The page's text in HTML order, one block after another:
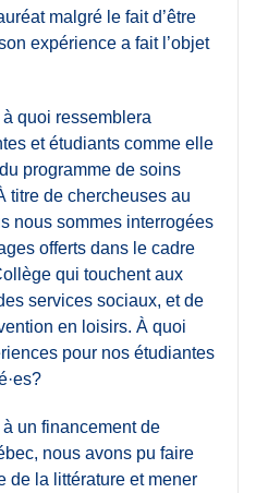
malgré le fait d’être
expérience a fait l’objet
quoi ressemblera
et étudiants comme elle
programme de soins
titre de chercheuses au
nous sommes interrogées
offerts dans le cadre
qui touchent aux
services sociaux, et de
en loisirs. À quoi
pour nos étudiantes
un financement de
nous avons pu faire
de la littérature et mener